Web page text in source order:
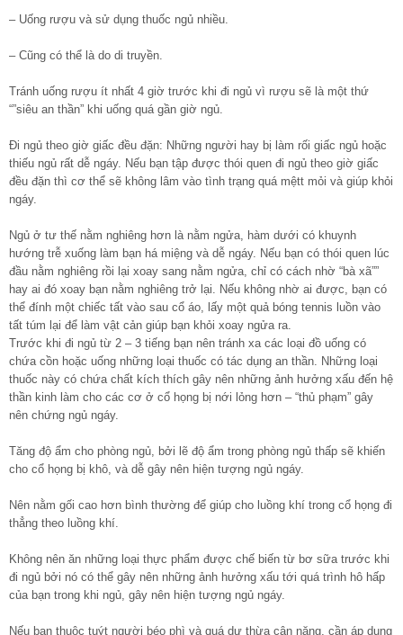
– Uống rượu và sử dụng thuốc ngủ nhiều.
– Cũng có thể là do di truyền.
Tránh uống rượu ít nhất 4 giờ trước khi đi ngủ vì rượu sẽ là một thứ
“”siêu an thần” khi uống quá gần giờ ngủ.
Đi ngủ theo giờ giấc đều đặn: Những người hay bị làm rối giấc ngủ hoặc
thiếu ngủ rất dễ ngáy. Nếu bạn tập được thói quen đi ngủ theo giờ giấc
đều đặn thì cơ thể sẽ không lâm vào tình trạng quá mệtt mỏi và giúp khỏi
ngáy.
Ngủ ở tư thế nằm nghiêng hơn là nằm ngửa, hàm dưới có khuynh
hướng trễ xuống làm bạn há miệng và dễ ngáy. Nếu bạn có thói quen lúc
đầu nằm nghiêng rồi lại xoay sang nằm ngửa, chỉ có cách nhờ “bà xã””
hay ai đó xoay bạn nằm nghiêng trở lại. Nếu không nhờ ai được, bạn có
thể đính một chiếc tất vào sau cổ áo, lấy một quả bóng tennis luồn vào
tất túm lại để làm vật cản giúp bạn khỏi xoay ngửa ra.
Trước khi đi ngủ từ 2 – 3 tiếng bạn nên tránh xa các loại đồ uống có
chứa cồn hoặc uống những loại thuốc có tác dụng an thần. Những loại
thuốc này có chứa chất kích thích gây nên những ảnh hưởng xấu đến hệ
thần kinh làm cho các cơ ở cổ họng bị nới lỏng hơn – “thủ phạm” gây
nên chứng ngủ ngáy.
Tăng độ ẩm cho phòng ngủ, bởi lẽ độ ẩm trong phòng ngủ thấp sẽ khiến
cho cổ họng bị khô, và dễ gây nên hiện tượng ngủ ngáy.
Nên nằm gối cao hơn bình thường để giúp cho luồng khí trong cổ họng đi
thẳng theo luồng khí.
Không nên ăn những loại thực phẩm được chế biến từ bơ sữa trước khi
đi ngủ bởi nó có thể gây nên những ảnh hưởng xấu tới quá trình hô hấp
của bạn trong khi ngủ, gây nên hiện tượng ngủ ngáy.
Nếu bạn thuộc tuýt người béo phì và quá dư thừa cân nặng, cần áp dụng